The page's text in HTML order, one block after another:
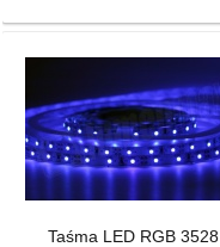
Taśma LED RGB 3528